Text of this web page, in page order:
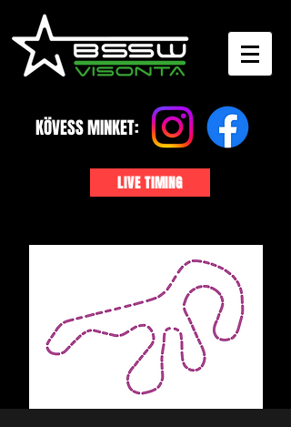
KÖVESS MINKET:
LIVE TIMING